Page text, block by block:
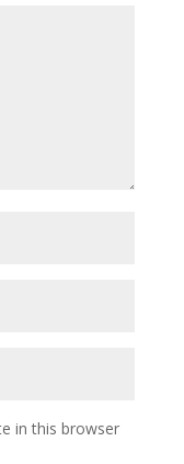
in this browser